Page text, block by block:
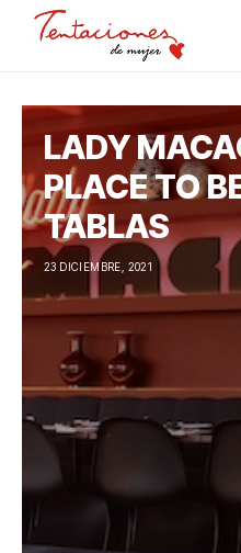
LADY
PLACE TO
TABLAS
23 DICIEMBRE, 2021